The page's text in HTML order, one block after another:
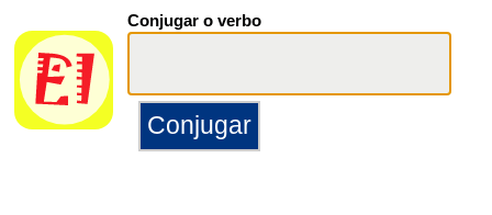
Conjugar o verbo